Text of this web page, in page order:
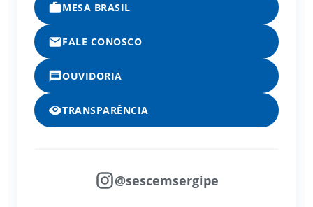
MESA BRASIL
FALE CONOSCO
OUVIDORIA
TRANSPARÊNCIA
@sescemsergipe